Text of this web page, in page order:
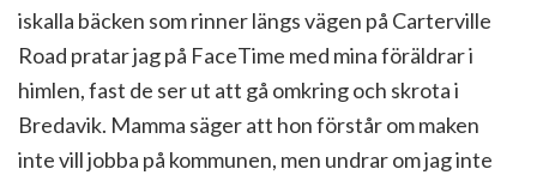
iskalla bäcken som rinner längs vägen på Carterville
Road pratar jag på FaceTime med mina föräldrar i
himlen, fast de ser ut att gå omkring och skrota i
Bredavik. Mamma säger att hon förstår om maken
inte vill jobba på kommunen, men undrar om jag inte